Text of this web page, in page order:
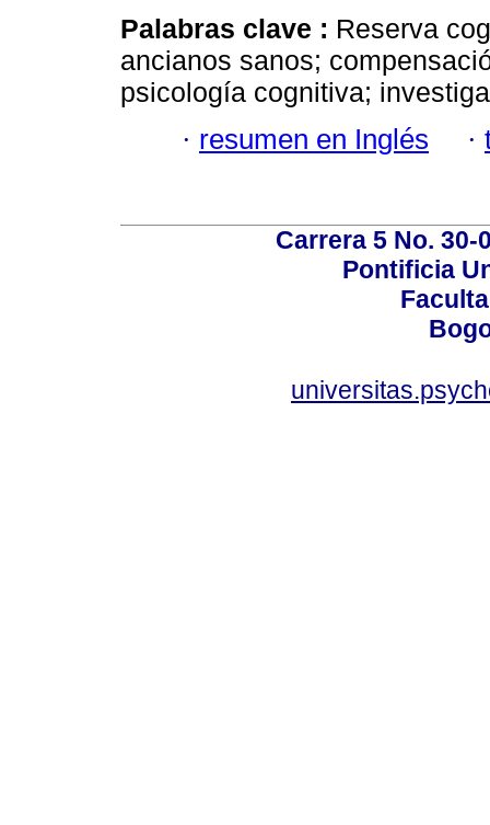
Palabras clave : Reserva
ancianos sanos;
psicología cognitiva;
· resumen en Inglés ·
Carrera 5 No.
Pontificia